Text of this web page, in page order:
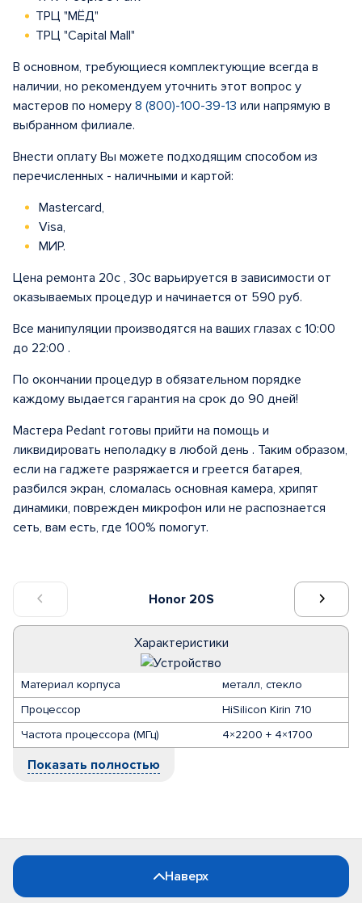
Honor 20S
Характеристики
Материал корпуса
металл, стекло
Процессор
HiSilicon Kirin 710
Частота процессора (МГц)
4×2200 + 4×1700
Показать полностью
ТРЦ "МЁД"
ТРЦ "Capital Mall"
В основном, требующиеся комплектующие всегда в
наличии, но рекомендуем уточнить этот вопрос у
мастеров по номеру 8 (800)-100-39-13 или напрямую в
выбранном филиале.
Внести оплату Вы можете подходящим способом из
перечисленных - наличными и картой:
Mastercard,
Visa,
МИР.
Цена ремонта 20с , 30с варьируется в зависимости от
оказываемых процедур и начинается от 590 руб.
Все манипуляции производятся на ваших глазах с 10:00
до 22:00 .
По окончании процедур в обязательном порядке
каждому выдается гарантия на срок до 90 дней!
Мастера Pedant готовы прийти на помощь и
ликвидировать неполадку в любой день . Таким образом,
если на гаджете разряжается и греется батарея,
разбился экран, сломалась основная камера, хрипят
динамики, поврежден микрофон или не распознается
сеть, вам есть, где 100% помогут.
Наверх